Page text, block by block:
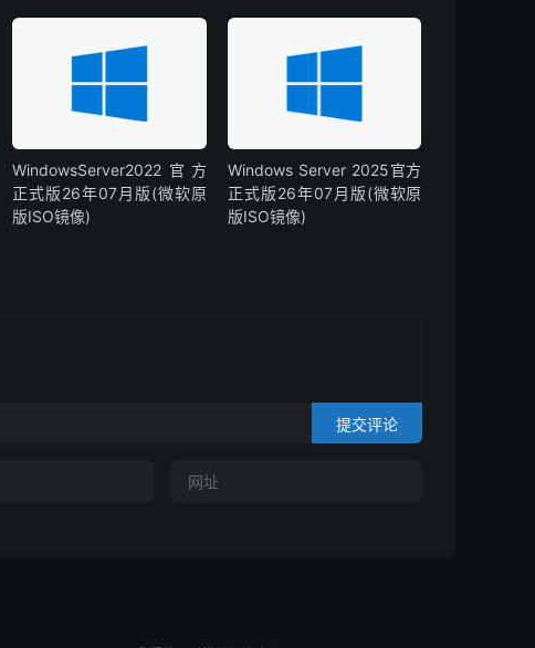
WindowsServer2022官方
正式版26年07月版(微软原
版ISO镜像)
Windows Server 2025官方
正式版26年07月版(微软原
版ISO镜像)
提交评论